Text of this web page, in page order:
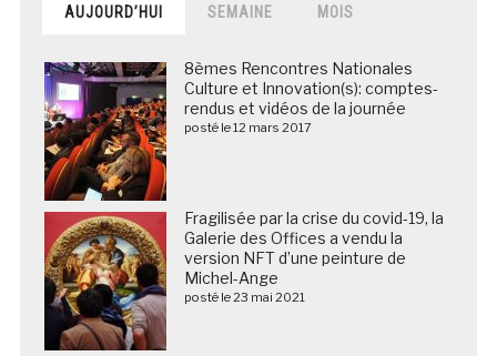
AUJOURD’HUI SEMAINE MOIS
8èmes Rencontres Nationales
Culture et Innovation(s): comptes-
rendus et vidéos de la journée
posté le 12 mars 2017
Fragilisée par la crise du covid-19, la
Galerie des Offices a vendu la
version NFT d’une peinture de
Michel-Ange
posté le 23 mai 2021